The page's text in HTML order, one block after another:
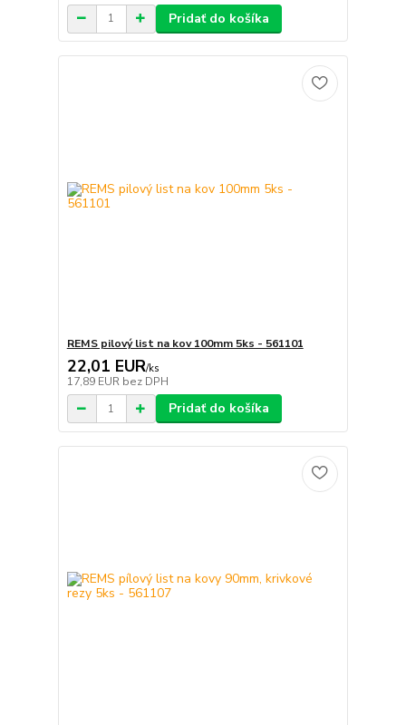
Pridať do košíka
REMS pilový list na kov 100mm 5ks - 561101
22,01 EUR/ks
17,89 EUR bez DPH
Pridať do košíka